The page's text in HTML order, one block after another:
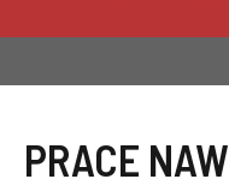
PRACE